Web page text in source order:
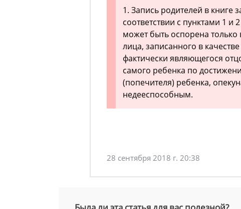
1. Запись родителей в книге
соответствии с пунктами 1 и
может быть оспорена
лица, записанного в
фактически являющегося
самого ребенка по
(попечителя) ребенка,
недееспособным.
28 сентября 2018 г. 20:38